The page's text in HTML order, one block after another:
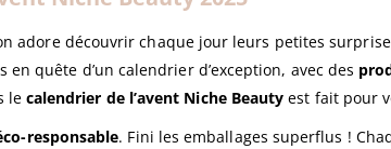
adore découvrir chaque jour leurs petites
quête d’un calendrier d’exception, avec des
le calendrier de l’avent Niche Beauty est fait pour
responsable. Fini les emballages superflus !